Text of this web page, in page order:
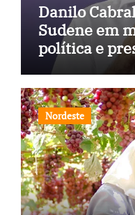
Danilo
Sudene em
política e
estados
Nordeste